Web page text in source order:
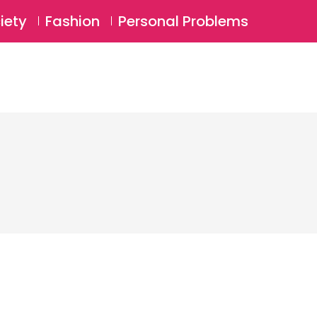
Login ⚲
Fashion Personal Problems